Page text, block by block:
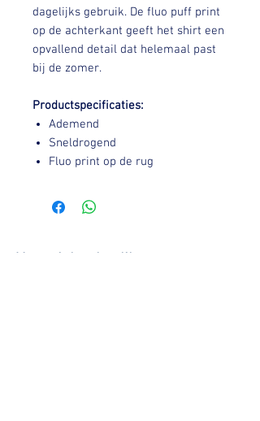
dagelijks gebruik. De fluo puff print
op de achterkant geeft het shirt een
opvallend detail dat helemaal past
bij de zomer.
Productspecificaties:
Ademend
Sneldrogend
Fluo print op de rug